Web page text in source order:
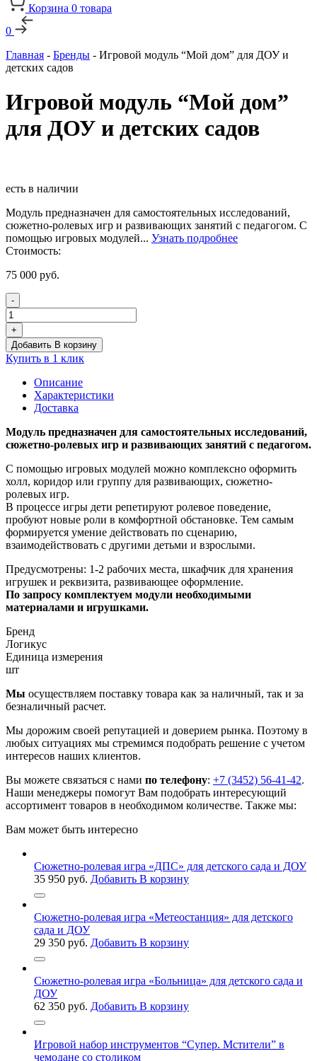
Корзина 0 товара
0
Главная - Бренды - Игровой модуль “Мой дом” для ДОУ и
детских садов
Игровой модуль “Мой дом”
для ДОУ и детских садов
есть в наличии
Модуль предназначен для самостоятельных исследований,
сюжетно-ролевых игр и развивающих занятий с педагогом. С
помощью игровых модулей... Узнать подробнее
Стоимость:
75 000 руб.
-
Количество
товара
Игровой
модуль
"Мой
детских
садов
+
Добавить В корзину
Купить в 1 клик
Описание
Характеристики
Доставка
Модуль предназначен для самостоятельных исследований,
сюжетно-ролевых игр и развивающих занятий с педагогом.
С помощью игровых модулей можно комплексно оформить
холл, коридор или группу для развивающих, сюжетно-
ролевых игр.
В процессе игры дети репетируют ролевое поведение,
пробуют новые роли в комфортной обстановке. Тем самым
формируется умение действовать по сценарию,
взаимодействовать с другими детьми и взрослыми.
Предусмотрены: 1-2 рабочих места, шкафчик для хранения
игрушек и реквизита, развивающее оформление.
По запросу комплектуем модули необходимыми
материалами и игрушками.
Бренд
Логикус
Единица измерения
шт
Мы осуществляем поставку товара как за наличный, так и за
безналичный расчет.
Мы дорожим своей репутацией и доверием рынка. Поэтому в
любых ситуациях мы стремимся подобрать решение с учетом
интересов наших клиентов.
Вы можете связаться с нами по телефону: +7 (3452) 56-41-42.
Наши менеджеры помогут Вам подобрать интересующий
ассортимент товаров в необходимом количестве. Также мы:
Вам может быть интересно
Сюжетно-ролевая игра «ДПС» для детского сада и ДОУ
35 950 руб. Добавить В корзину
Сюжетно-ролевая игра «Метеостанция» для детского
сада и ДОУ
29 350 руб. Добавить В корзину
Сюжетно-ролевая игра «Больница» для детского сада и
ДОУ
62 350 руб. Добавить В корзину
Игровой набор инструментов “Супер. Мстители” в
чемодане со столиком